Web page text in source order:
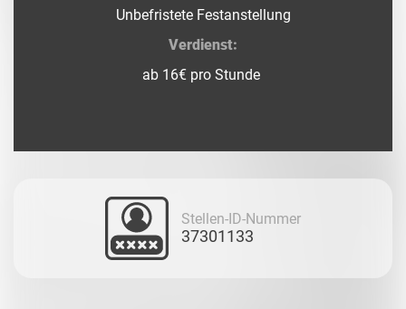
Unbefristete Festanstellung
Verdienst:
ab 16€ pro Stunde
Stellen-ID-Nummer
37301133